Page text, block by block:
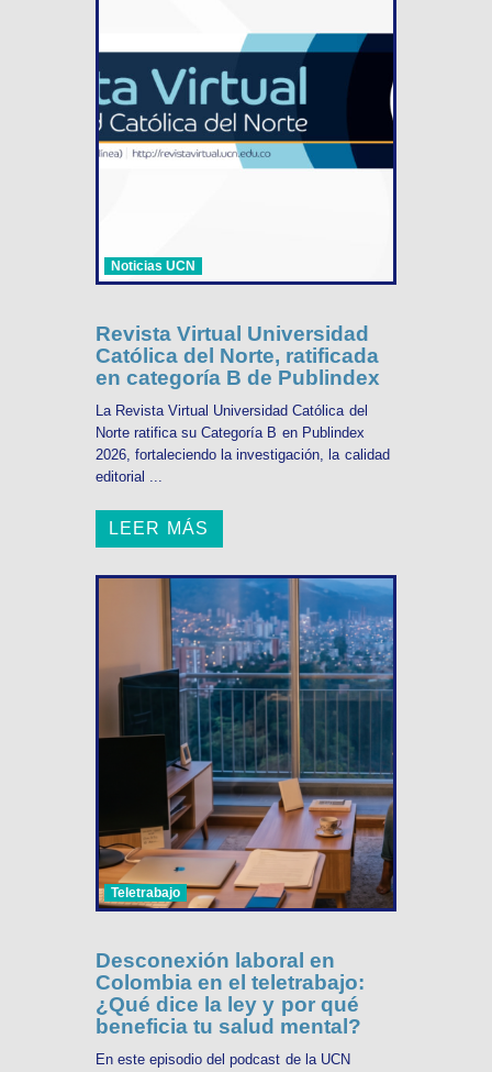
Noticias UCN
Revista Virtual Universidad
Católica del Norte, ratificada
en categoría B de Publindex
La Revista Virtual Universidad Católica del
Norte ratifica su Categoría B en Publindex
2026, fortaleciendo la investigación, la calidad
editorial ...
LEER MÁS
Teletrabajo
Desconexión laboral en
Colombia en el teletrabajo:
¿Qué dice la ley y por qué
beneficia tu salud mental?
En este episodio del podcast de la UCN